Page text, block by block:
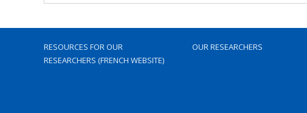
RESOURCES FOR OUR
RESEARCHERS (FRENCH WEBSITE)
OUR RESEARCHERS